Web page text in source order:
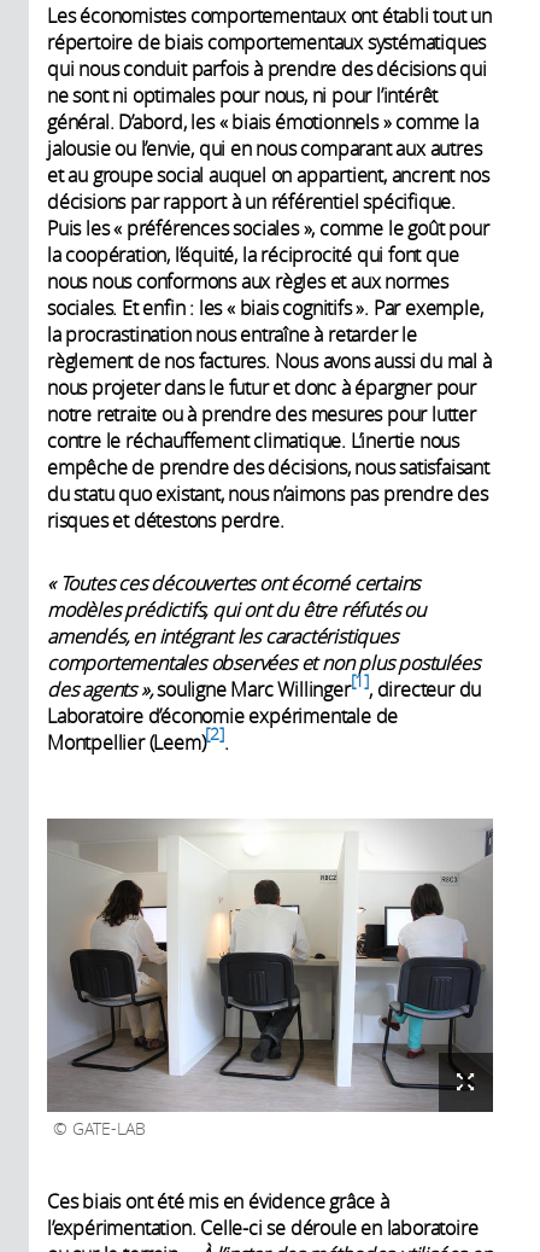
Les économistes comportementaux ont établi tout un
répertoire de biais comportementaux systématiques
qui nous conduit parfois à prendre des décisions qui
ne sont ni optimales pour nous, ni pour l’intérêt
général. D’abord, les « biais émotionnels » comme la
jalousie ou l’envie, qui en nous comparant aux autres
et au groupe social auquel on appartient, ancrent nos
décisions par rapport à un référentiel spécifique.
Puis les « préférences sociales », comme le goût pour
la coopération, l’équité, la réciprocité qui font que
nous nous conformons aux règles et aux normes
sociales. Et enfin : les « biais cognitifs ». Par exemple,
la procrastination nous entraîne à retarder le
règlement de nos factures. Nous avons aussi du mal à
nous projeter dans le futur et donc à épargner pour
notre retraite ou à prendre des mesures pour lutter
contre le réchauffement climatique. L’inertie nous
empêche de prendre des décisions, nous satisfaisant
du statu quo existant, nous n’aimons pas prendre des
risques et détestons perdre.
« Toutes ces découvertes ont écorné certains
modèles prédictifs, qui ont du être réfutés ou
amendés, en intégrant les caractéristiques
comportementales observées et non plus postulées
des agents »,souligne Marc Willinger 1 , directeur du
Laboratoire d’économie expérimentale de
Montpellier (Leem) 2 .
GATE-LAB
Ces biais ont été mis en évidence grâce à
l’expérimentation. Celle-ci se déroule en laboratoire